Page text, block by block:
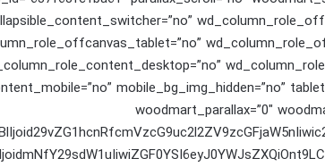
mobile_bg_img_hidden=”no”
woodmart_parallax=”0″